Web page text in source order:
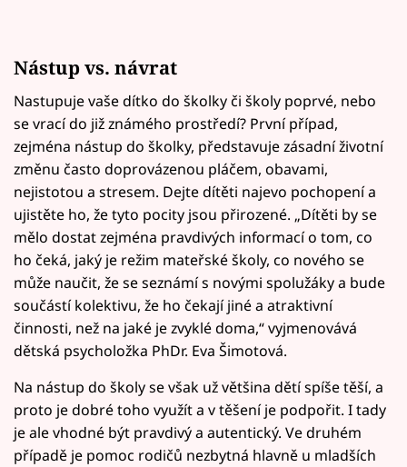
Nástup vs. návrat
Nastupuje vaše dítko do školky či školy poprvé, nebo
se vrací do již známého prostředí? První případ,
zejména nástup do školky, představuje zásadní životní
změnu často doprovázenou pláčem, obavami,
nejistotou a stresem. Dejte dítěti najevo pochopení a
ujistěte ho, že tyto pocity jsou přirozené. „Dítěti by se
mělo dostat zejména pravdivých informací o tom, co
ho čeká, jaký je režim mateřské školy, co nového se
může naučit, že se seznámí s novými spolužáky a bude
součástí kolektivu, že ho čekají jiné a atraktivní
činnosti, než na jaké je zvyklé doma,“ vyjmenovává
dětská psycholožka PhDr. Eva Šimotová.
Na nástup do školy se však už většina dětí spíše těší, a
proto je dobré toho využít a v těšení je podpořit. I tady
je ale vhodné být pravdivý a autentický. Ve druhém
případě je pomoc rodičů nezbytná hlavně u mladších